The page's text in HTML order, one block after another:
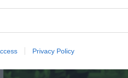
Privacy Policy